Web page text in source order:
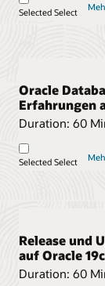
Selected Select
Oracle
Erfahrungen
Duration: 60
Selected Select
Release und
auf Oracle 19c
Duration: 60